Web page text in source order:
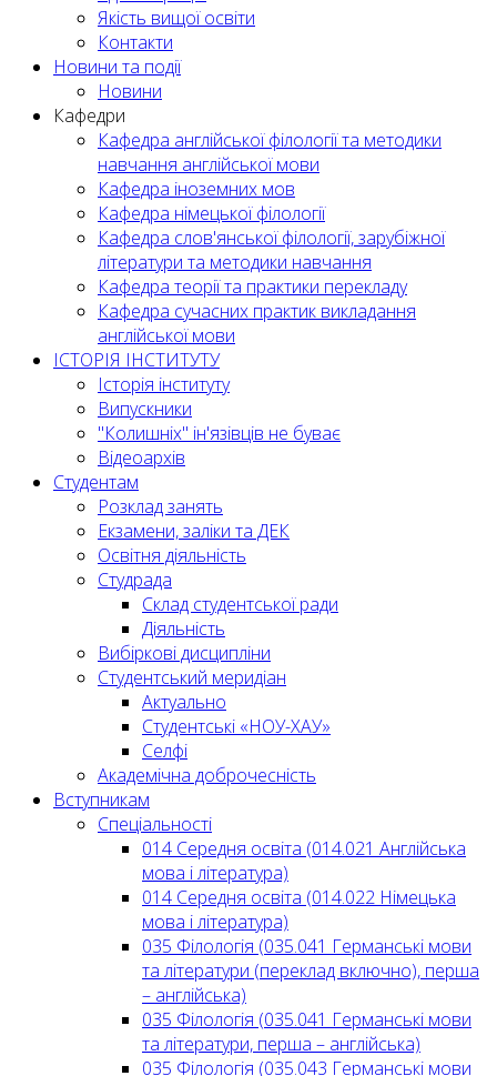
Якість вищої освіти
Контакти
Новини та події
Новини
Кафедри
Кафедра англійської філології та методики
навчання англійської мови
Кафедра іноземних мов
Кафедра німецької філології
Кафедра слов'янської філології, зарубіжної
літератури та методики навчання
Кафедра теорії та практики перекладу
Кафедра сучасних практик викладання
англійської мови
ІСТОРІЯ ІНСТИТУТУ
Історія інституту
Випускники
"Колишніх" ін'язівців не буває
Відеоархів
Студентам
Розклад занять
Екзамени, заліки та ДЕК
Освітня діяльність
Студрада
Склад студентської ради
Діяльність
Вибіркові дисципліни
Студентський меридіан
Актуально
Студентські «НОУ-ХАУ»
Селфі
Академічна доброчесність
Вступникам
Спеціальності
014 Середня освіта (014.021 Англійська
мова і література)
014 Середня освіта (014.022 Німецька
мова і література)
035 Філологія (035.041 Германські мови
та літератури (переклад включно), перша
– англійська)
035 Філологія (035.041 Германські мови
та літератури, перша – англійська)
035 Філологія (035.043 Германські мови